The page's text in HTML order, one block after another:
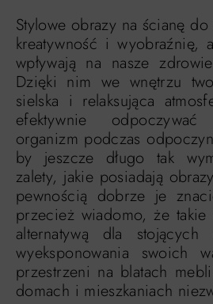
Stylowe obrazy na ścianę
kreatywność i wyobraźnię,
wpływają na nasze
Dzięki nim we wnętrzu
sielska i relaksująca
efektywnie
organizm podczas
by jeszcze długo tak
zalety, jakie posiadają
pewnością dobrze je
przecież wiadomo, że takie
alternatywą dla
wyeksponowania swoich
przestrzeni na blatach
domach i mieszkaniach